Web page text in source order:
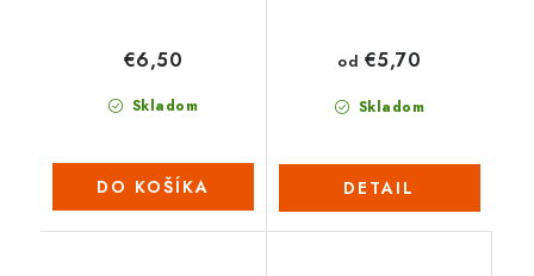
Skladom
€6,50
DO KOŠÍKA
Skladom
od €5,70
DETAIL